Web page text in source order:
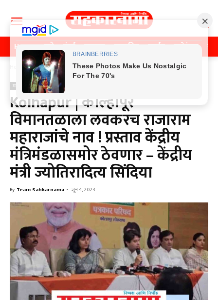
Home पुणे मुंबई महाराष्ट्र राजकीय क्राईम मनोरंजन
Home महाराष्ट्र
महाराष्ट्र
Kolhapur | कोल्हापूर
विमानतळाला लवकरच राजाराम
महाराजांचे नाव ! प्रस्ताव केंद्रीय
मंत्रिमंडळासमोर ठेवणार – केंद्रीय
मंत्री ज्योतिरादित्य सिंदिया
By Team Sahkarnama - जून 4, 2023